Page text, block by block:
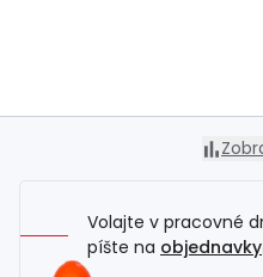
Volajte v pracovné
píšte na